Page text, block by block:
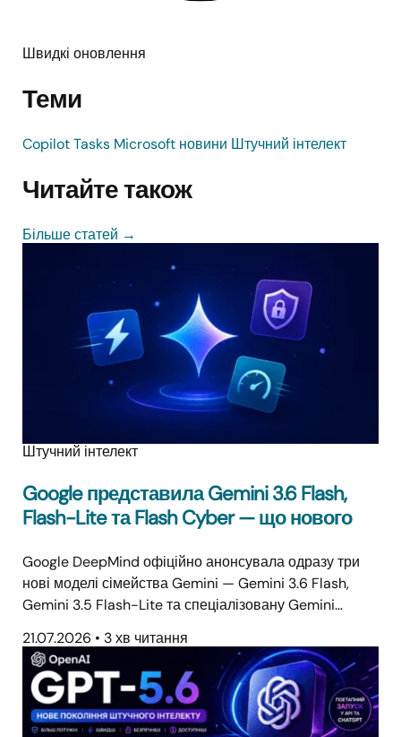
Швидкі оновлення
Теми
Copilot Tasks Microsoft новини Штучний інтелект
Читайте також
Більше статей →
Штучний інтелект
Google представила Gemini 3.6 Flash,
Flash-Lite та Flash Cyber — що нового
Google DeepMind офіційно анонсувала одразу три
нові моделі сімейства Gemini — Gemini 3.6 Flash,
Gemini 3.5 Flash-Lite та спеціалізовану Gemini…
21.07.2026 • 3 хв читання